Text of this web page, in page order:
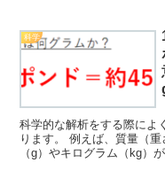
科学
科学的な解析をする際によ
ります。 例えば、質量（
（g）やキログラム（kg）